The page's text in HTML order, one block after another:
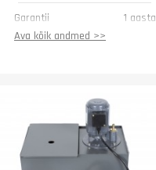
Garantii
1 aasta
Ava kõik andmed >>